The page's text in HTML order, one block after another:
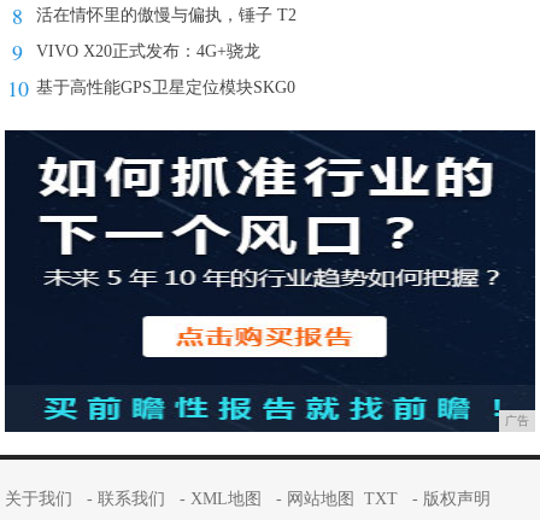
8 活在情怀里的傲慢与偏执，锤子 T2
9 VIVO X20正式发布：4G+骁龙
10 基于高性能GPS卫星定位模块SKG0
广告
关于我们 -联系我们 -XML地图 - 网站地图 TXT - 版权声明